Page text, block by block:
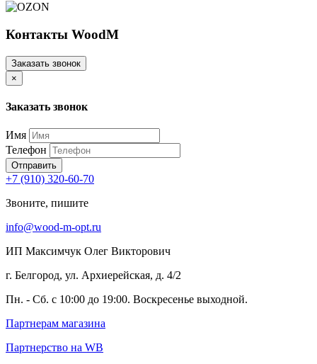
Контакты WoodM
Заказать звонок
×
Заказать звонок
Имя
Телефон
Отправить
+7 (910) 320-60-70
Звоните, пишите
info@wood-m-opt.ru
ИП Максимчук Олег Викторович
г. Белгород, ул. Архиерейская, д. 4/2
Пн. - Сб. с 10:00 до 19:00. Воскресенье выходной.
Партнерам магазина
Партнерство на WB